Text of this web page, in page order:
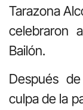
Tarazona
celebraron
Bailón.
Después
culpa de la